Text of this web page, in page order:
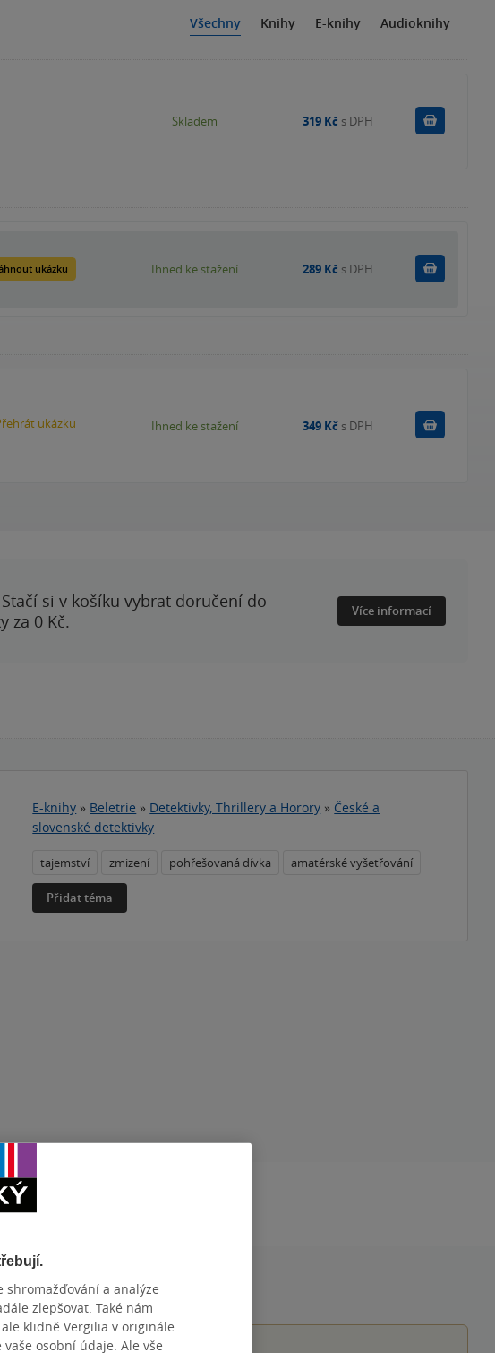
Všechny Knihy E-knihy Audioknihy
Skladem 319 Kč s DPH
ukázku Ihned ke stažení 289 Kč s DPH Koupit
ukázku Ihned ke stažení 349 Kč s DPH Koupit
si v košíku vybrat doručení do
za 0 Kč.
Více informací
E-knihy » Beletrie » Detektivky, Thrillery a Horory » České a
slovenské detektivky
tajemství zmizení pohřešovaná dívka amatérské vyšetřování
Přidat téma
shromažďování a analýze
zlepšovat. Také nám
klidně Vergilia v originále.
osobní údaje. Ale vše